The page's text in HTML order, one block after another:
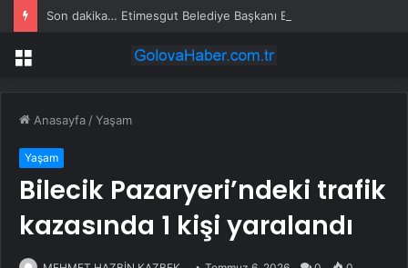
Menü
Anasayfa /Yaşam
Yaşam
Bilecik Pazaryeri’ndeki trafik
kazasında 1 kişi yaralandı